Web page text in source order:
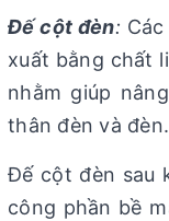
Đế cột đèn:
xuất bằng chất
nhằm giúp
thân đèn và đèn.
Đế cột đèn sau
công phần bề